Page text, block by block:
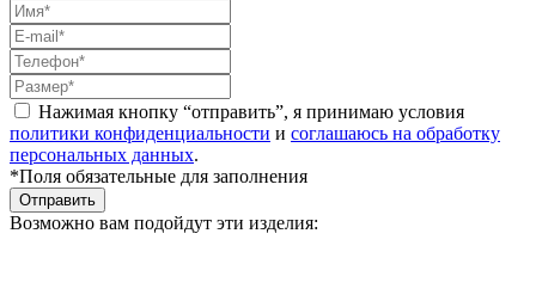
Нажимая кнопку “отправить”, я принимаю условия
политики конфиденциальности и соглашаюсь на обработку
персональных данных.
*Поля обязательные для заполнения
Отправить
Возможно вам подойдут эти изделия: